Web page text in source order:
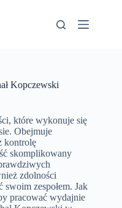
Kopczewski
które wykonuje się
Obejmuje
kontrolę
skomplikowany
zdolności
zespołem. Jak
pracować wydajnie